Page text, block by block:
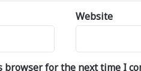
Website
browser for the next time I